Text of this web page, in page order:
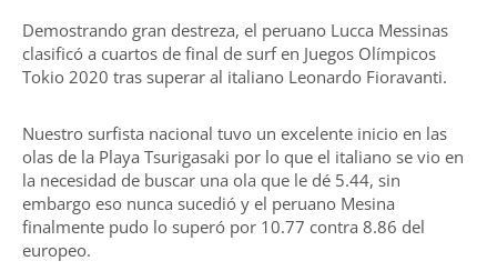
Demostrando gran destreza, el peruano Lucca Messinas
clasificó a cuartos de final de surf en Juegos Olímpicos
Tokio 2020 tras superar al italiano Leonardo Fioravanti.
Nuestro surfista nacional tuvo un excelente inicio en las
olas de la Playa Tsurigasaki por lo que el italiano se vio en
la necesidad de buscar una ola que le dé 5.44, sin
embargo eso nunca sucedió y el peruano Mesina
finalmente pudo lo superó por 10.77 contra 8.86 del
europeo.